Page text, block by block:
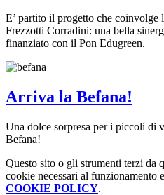
E’ partito il progetto che coinvolge
Frezzotti Corradini: una bella
finanziato con il Pon Edugreen.
Arriva la Befana!
Una dolce sorpresa per i piccoli di
Befana!
Questo sito o gli strumenti terzi da
cookie necessari al
COOKIE POLICY.